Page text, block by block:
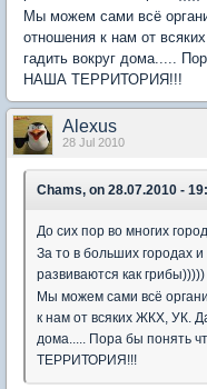
Мы можем сами всё
отношения к нам от
гадить вокруг дома.....
НАША ТЕРРИТОРИЯ!!!
Alexus
28 Jul 2010
Chams, on 28.07.2010 -
До сих пор во многих
За то в больших городах и
развиваются как
Мы можем сами всё
к нам от всяких ЖКХ, УК.
дома..... Пора бы понять
ТЕРРИТОРИЯ!!!